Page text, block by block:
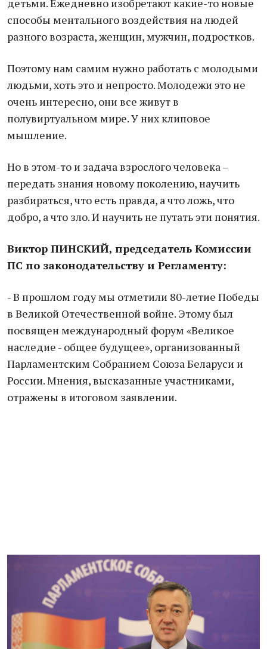
детьми. Ежедневно изобретают какие-то новые
способы ментального воздействия на людей
разного возраста, женщин, мужчин, подростков.
Поэтому нам самим нужно работать с молодыми
людьми, хоть это и непросто. Молодежи это не
очень интересно, они все живут в
полувиртуальном мире. У них клиповое
мышление.
Но в этом-то и задача взрослого человека –
передать знания новому поколению, научить
разбираться, что есть правда, а что ложь, что
добро, а что зло. И научить не путать эти понятия.
Виктор ПИНСКИЙ, председатель Комиссии
ПС по законодательству и Регламенту:
- В прошлом году мы отметили 80-летие Победы
в Великой Отечественной войне. Этому был
посвящен международный форум «Великое
наследие - общее будущее», организованный
Парламентским Собранием Союза Беларуси и
России. Мнения, высказанные участниками,
отражены в итоговом заявлении.